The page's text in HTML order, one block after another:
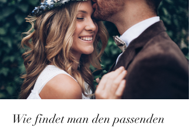
Wie findet man den passenden